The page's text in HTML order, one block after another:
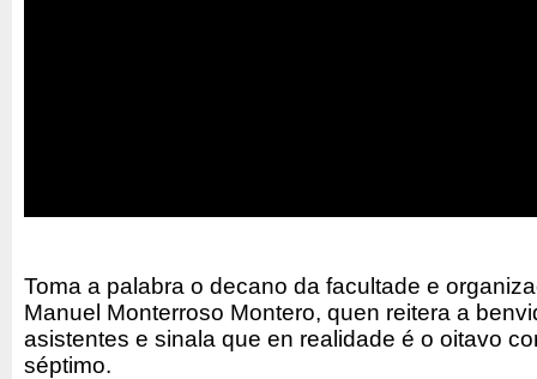
Toma a palabra o decano da facultade e
Manuel Monterroso Montero, quen reitera a
asistentes e sinala que en realidade é o oitavo
séptimo.